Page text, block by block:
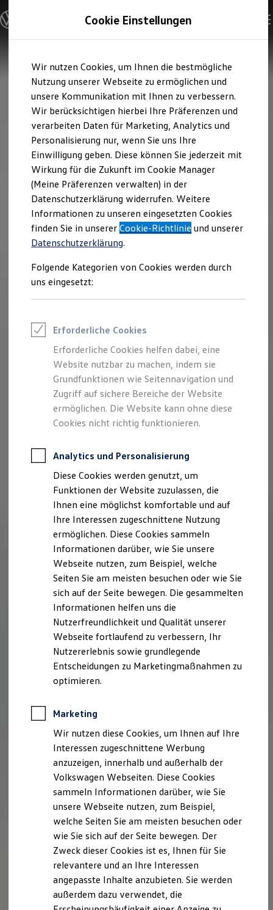
Hauptinhalt
springen
Footer
springen
Modelle & Konfigurator
Nutzfahrzeugkategorien entdecken
Modelle konfigurieren
Vorgängermodelle und Oldtimer
Vorgängermodelle
Oldtimer
Bulli Historie
Branchenlösungen & Gewerbekunden
Umbaulösungen und Hersteller finden
Auf- und Umbauten entdecken & konfigurieren
Groß- und Sonderkunden
Großkunden
Kommunen & Behörden
Journalisten
Sportvereine
Branchenlösungen
Bau & Handwerk
Gewerbliche Personenbeförderung
Service & mobile Werkstätten
Kurier, Logistik & Handel
Feuerwehr
Rettungsdienste
ONE Business ID Vorteile
Fahrzeugsuche & Marktplatz
Digitaler Marktplatz
Kauf & Finanzierung
Online-Fahrzeugbewertung
Aktionen & Angebote
E-Auto-Förderung
Für Privatkunden
Für Gewerbekunden
Profi Paket
TopDeal
Zertifizierte Gebrauchtwagen
Für Privatkunden
Für Gewerbekunden
Leasing
Für Privatkunden
Für Gewerbekunden
Versicherungen & Garantien
Garantien
Kfz-Versicherung für Nutzfahrzeuge
Restschuldversicherung
Wartungsverträge
Besitzer & Service
Reparatur & Service
Sommer-Special
Reparatur, Pflege & Inspektion
Servicetermin anfragen
Service-Vorteile bei Volkswagen Nutzfahrzeuge
ServicePlus
Economy Service
Räder & Reifen Service
Ersatzfahrzeuge
Software, Konnektivität & Apps
California App
VW Connect für Ihren ID. Buzz
VW Connect für Ihren Transporter/Caravelle
VW Connect für Ihren Amarok
VW Connect für andere Modelle
Connect Pro
Fleet Interface Data
Multistop Pathfinder
Übersicht Software Updates
Hilfreiches für Besitzer
Fahrerassistenz- und Sicherheitssysteme
Kontrollleuchten
Kurzfahrprofile und Ölverdünnung
XTL-Dieselkraftstoff
Ersatzteile und Betriebsflüssigkeiten
Original Zubehör und Lifestyle Produkte
Cookie Einstellungen
Wir nutzen Cookies, um Ihnen die bestmögliche
Nutzung unserer Webseite zu ermöglichen und
unsere Kommunikation mit Ihnen zu verbessern.
Wir berücksichtigen hierbei Ihre Präferenzen und
verarbeiten Daten für Marketing, Analytics und
Personalisierung nur, wenn Sie uns Ihre
Einwilligung geben. Diese können Sie jederzeit mit
Wirkung für die Zukunft im Cookie Manager
(Meine Präferenzen verwalten) in der
Datenschutzerklärung widerrufen. Weitere
Informationen zu unseren eingesetzten Cookies
finden Sie in unsererCookie-Richtlinie und unserer
Datenschutzerklärung.
Folgende Kategorien von Cookies werden durch
uns eingesetzt:
Erforderliche Cookies
Erforderliche Cookies helfen dabei, eine
Website nutzbar zu machen, indem sie
Grundfunktionen wie Seitennavigation und
Zugriff auf sichere Bereiche der Website
ermöglichen. Die Website kann ohne diese
Cookies nicht richtig funktionieren.
Analytics und Personalisierung
Diese Cookies werden genutzt, um
Funktionen der Website zuzulassen, die
Ihnen eine möglichst komfortable und auf
Ihre Interessen zugeschnittene Nutzung
ermöglichen. Diese Cookies sammeln
Informationen darüber, wie Sie unsere
Webseite nutzen, zum Beispiel, welche
Seiten Sie am meisten besuchen oder wie Sie
sich auf der Seite bewegen. Die gesammelten
Informationen helfen uns die
Nutzerfreundlichkeit und Qualität unserer
Webseite fortlaufend zu verbessern, Ihr
Nutzererlebnis sowie grundlegende
Entscheidungen zu Marketingmaßnahmen zu
optimieren.
Marketing
Wir nutzen diese Cookies, um Ihnen auf Ihre
Interessen zugeschnittene Werbung
anzuzeigen, innerhalb und außerhalb der
Volkswagen Webseiten. Diese Cookies
sammeln Informationen darüber, wie Sie
unsere Webseite nutzen, zum Beispiel,
welche Seiten Sie am meisten besuchen oder
wie Sie sich auf der Seite bewegen. Der
Zweck dieser Cookies ist es, Ihnen für Sie
relevantere und an Ihre Interessen
angepasste Inhalte anzubieten. Sie werden
außerdem dazu verwendet, die